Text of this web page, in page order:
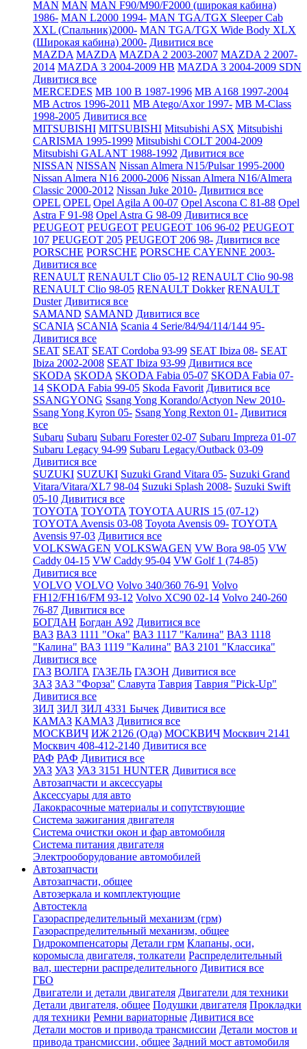
MAN MAN MAN F90/M90/F2000 (широкая кабина)
1986- MAN L2000 1994- MAN TGA/TGX Sleeper Cab
XXL (Спальник)2000- MAN TGA/TGX Wide Body XLX
(Широкая кабина) 2000- Дивитися все
MAZDA MAZDA MAZDA 2 2003-2007 MAZDA 2 2007-
2014 MAZDA 3 2004-2009 HB MAZDA 3 2004-2009 SDN
Дивитися все
MERCEDES MB 100 B 1987-1996 MB A168 1997-2004
MB Actros 1996-2011 MB Atego/Axor 1997- MB M-Class
1998-2005 Дивитися все
MITSUBISHI MITSUBISHI Mitsubishi ASX Mitsubishi
CARISMA 1995-1999 Mitsubishi COLT 2004-2009
Mitsubishi GALANT 1988-1992 Дивитися все
NISSAN NISSAN Nissan Almera N15/Pulsar 1995-2000
Nissan Almera N16 2000-2006 Nissan Almera N16/Almera
Classic 2000-2012 Nissan Juke 2010- Дивитися все
OPEL OPEL Opel Agila A 00-07 Opel Ascona C 81-88 Opel
Astra F 91-98 Opel Astra G 98-09 Дивитися все
PEUGEOT PEUGEOT PEUGEOT 106 96-02 PEUGEOT
107 PEUGEOT 205 PEUGEOT 206 98- Дивитися все
PORSCHE PORSCHE PORSCHE CAYENNE 2003-
Дивитися все
RENAULT RENAULT Clio 05-12 RENAULT Clio 90-98
RENAULT Clio 98-05 RENAULT Dokker RENAULT
Duster Дивитися все
SAMAND SAMAND Дивитися все
SCANIA SCANIA Scania 4 Serie/84/94/114/144 95-
Дивитися все
SEAT SEAT SEAT Cordoba 93-99 SEAT Ibiza 08- SEAT
Ibiza 2002-2008 SEAT Ibiza 93-99 Дивитися все
SKODA SKODA SKODA Fabia 05-07 SKODA Fabia 07-
14 SKODA Fabia 99-05 Skoda Favorit Дивитися все
SSANGYONG Ssang Yong Korando/Actyon New 2010-
Ssang Yong Kyron 05- Ssang Yong Rexton 01- Дивитися
все
Subaru Subaru Subaru Forester 02-07 Subaru Impreza 01-07
Subaru Legacy 94-99 Subaru Legacy/Outback 03-09
Дивитися все
SUZUKI SUZUKI Suzuki Grand Vitara 05- Suzuki Grand
Vitara/Vitara/XL7 98-04 Suzuki Splash 2008- Suzuki Swift
05-10 Дивитися все
TOYOTA TOYOTA TOYOTA AURIS 15 (07-12)
TOYOTA Avensis 03-08 Toyota Avensis 09- TOYOTA
Avensis 97-03 Дивитися все
VOLKSWAGEN VOLKSWAGEN VW Bora 98-05 VW
Caddy 04-15 VW Caddy 95-04 VW Golf 1 (74-85)
Дивитися все
VOLVO VOLVO Volvo 340/360 76-91 Volvo
FH12/FH16/FM 93-12 Volvo XC90 02-14 Volvo 240-260
76-87 Дивитися все
БОГДАН Богдан А92 Дивитися все
ВАЗ ВАЗ 1111 "Ока" ВАЗ 1117 "Калина" ВАЗ 1118
"Калина" ВАЗ 1119 "Калина" ВАЗ 2101 "Классика"
Дивитися все
ГАЗ ВОЛГА ГАЗЕЛЬ ГАЗОН Дивитися все
ЗАЗ ЗАЗ "Форза" Славута Таврия Таврия "Pick-Up"
Дивитися все
ЗИЛ ЗИЛ ЗИЛ 4331 Бычек Дивитися все
КАМАЗ КАМАЗ Дивитися все
МОСКВИЧ ИЖ 2126 (Ода) МОСКВИЧ Москвич 2141
Москвич 408-412-2140 Дивитися все
РАФ РАФ Дивитися все
УАЗ УАЗ УАЗ 3151 HUNTER Дивитися все
Автозапчасти и аксессуары
Аксессуары для авто
Лакокрасочные материалы и сопутствующие
Система зажигания двигателя
Система очистки окон и фар автомобиля
Система питания двигателя
Электрооборудование автомобилей
Автозапчасти
Автозапчасти, общее
Автозеркала и комплектующие
Автостекла
Газораспределительный механизм (грм)
Газораспределительный механизм, общее
Гидрокомпенсаторы Детали грм Клапаны, оси,
коромысла двигателя, толкатели Распределительный
вал, шестерни распределительного Дивитися все
ГБО
Двигатели и детали двигателя Двигатели для техники
Детали двигателя, общее Подушки двигателя Прокладки
для техники Ремни вариаторные Дивитися все
Детали мостов и привода трансмиссии Детали мостов и
привода трансмиссии, общее Задний мост автомобиля